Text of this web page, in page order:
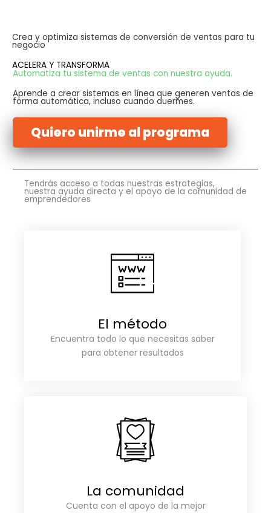
contenido
Crea y optimiza sistemas de conversión de ventas para tu
negocio
ACELERA Y TRANSFORMA
Automatiza tu sistema de ventas con nuestra ayuda.
Aprende a crear sistemas en línea que generen ventas de
forma automática, incluso cuando duermes.
Quiero unirme al programa
Tendrás acceso a todas nuestras estrategias,
nuestra ayuda directa y el apoyo de la comunidad de
emprendedores
El método
Encuentra todo lo que necesitas saber
para obtener resultados
La comunidad
Cuenta con el apoyo de la mejor